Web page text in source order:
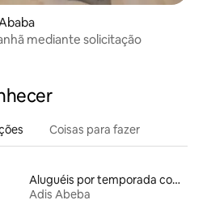
mediante solicitação
Coisas para fazer
Aluguéis por temporada com banheira de hidromassagem
Adis Abeba